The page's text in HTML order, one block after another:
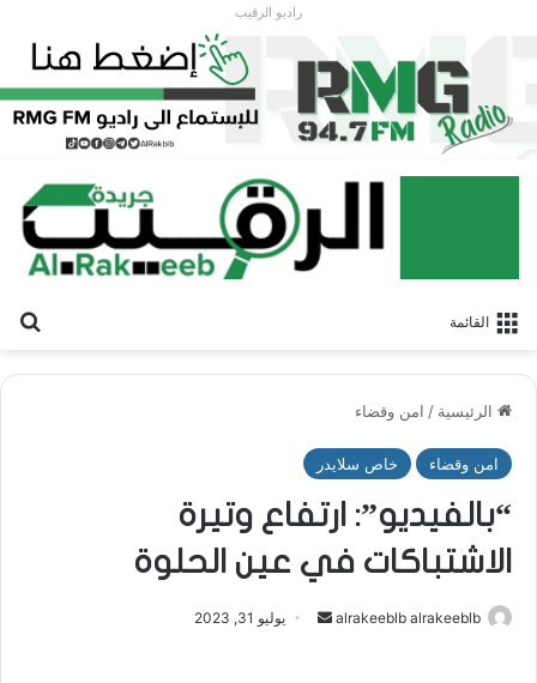
راديو الرقيب
القائمة
الرئيسية / امن وقضاء
امن وقضاء خاص سلايدر
“بالفيديو”: ارتفاع وتيرة
الاشتباكات في عين الحلوة
alrakeeblb alrakeeblb
أرسل يوليو 31, 2023